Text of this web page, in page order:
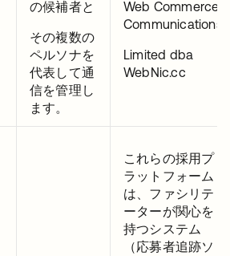
の候補者と
その複数の
ペルソナを
代表して通
信を管理し
ます。
Web Commerce
Communications
Limited dba
WebNic.cc
これらの採用プ
ラットフォーム
は、ファシリテ
ーターが関心を
持つシステム
（応募者追跡ソ